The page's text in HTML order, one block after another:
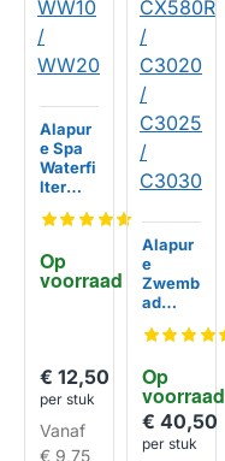
HUISMERK
Op
voorraad
Alapur
e Spa
Waterfi
lter
kt voor
/ 40101
/ WW10
€ 12,50
per stuk
Vanaf
€ 9,75
Op
voorraad
Alapur
e
Zwemb
ad
lter
kt
Haywa
rd
Swim
Clear
€ 40,50
per stuk